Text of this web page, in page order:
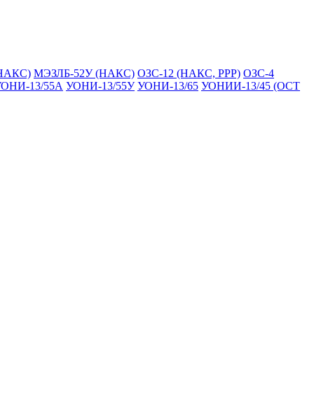
МЭЗЛБ-52У (НАКС) ОЗС-12 (НАКС, РРР) ОЗС-4
13/55А УОНИ-13/55У УОНИ-13/65 УОНИИ-13/45 (ОСТ